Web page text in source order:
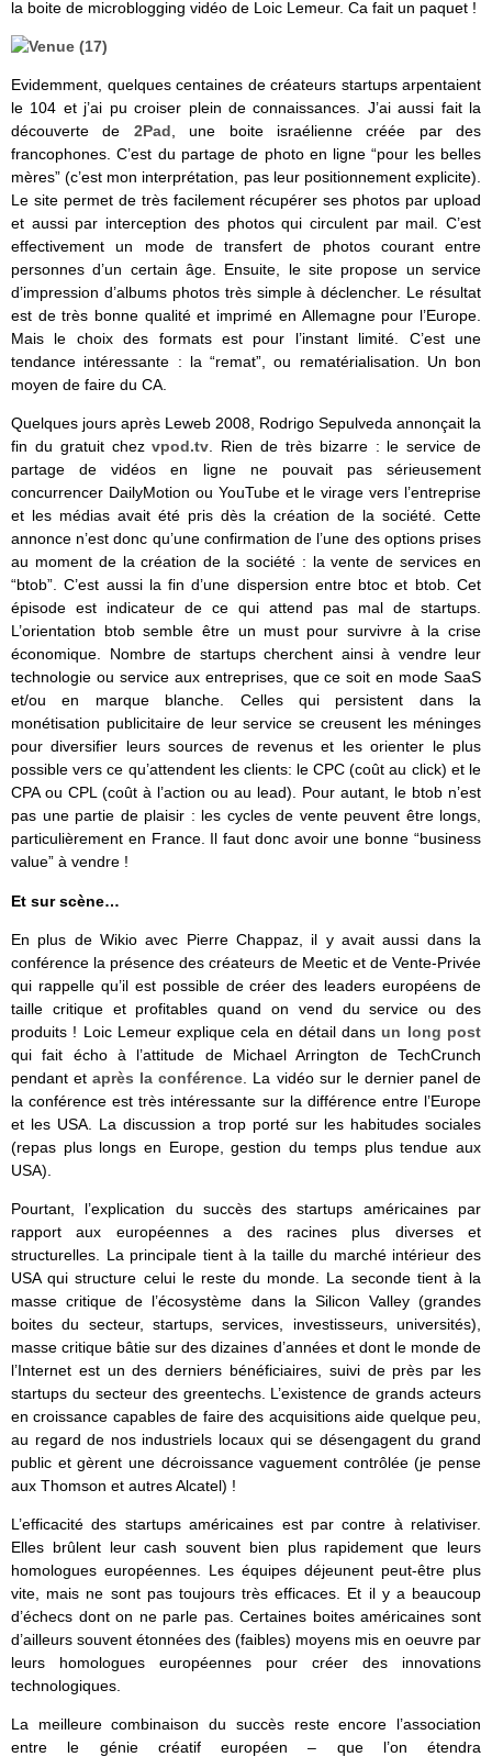
la boite de microblogging vidéo de Loic Lemeur. Ca fait un paquet !
Evidemment, quelques centaines de créateurs startups arpentaient
le 104 et j’ai pu croiser plein de connaissances. J’ai aussi fait la
découverte de 2Pad, une boite israélienne créée par des
francophones. C’est du partage de photo en ligne “pour les belles
mères” (c’est mon interprétation, pas leur positionnement explicite).
Le site permet de très facilement récupérer ses photos par upload
et aussi par interception des photos qui circulent par mail. C’est
effectivement un mode de transfert de photos courant entre
personnes d’un certain âge. Ensuite, le site propose un service
d’impression d’albums photos très simple à déclencher. Le résultat
est de très bonne qualité et imprimé en Allemagne pour l’Europe.
Mais le choix des formats est pour l’instant limité. C’est une
tendance intéressante : la “remat”, ou rematérialisation. Un bon
moyen de faire du CA.
Quelques jours après Leweb 2008, Rodrigo Sepulveda annonçait la
fin du gratuit chezvpod.tv. Rien de très bizarre : le service de
partage de vidéos en ligne ne pouvait pas sérieusement
concurrencer DailyMotion ou YouTube et le virage vers l’entreprise
et les médias avait été pris dès la création de la société. Cette
annonce n’est donc qu’une confirmation de l’une des options prises
au moment de la création de la société : la vente de services en
“btob”. C’est aussi la fin d’une dispersion entre btoc et btob. Cet
épisode est indicateur de ce qui attend pas mal de startups.
L’orientation btob semble être un must pour survivre à la crise
économique. Nombre de startups cherchent ainsi à vendre leur
technologie ou service aux entreprises, que ce soit en mode SaaS
et/ou en marque blanche. Celles qui persistent dans la
monétisation publicitaire de leur service se creusent les méninges
pour diversifier leurs sources de revenus et les orienter le plus
possible vers ce qu’attendent les clients: le CPC (coût au click) et le
CPA ou CPL (coût à l’action ou au lead). Pour autant, le btob n’est
pas une partie de plaisir : les cycles de vente peuvent être longs,
particulièrement en France. Il faut donc avoir une bonne “business
value” à vendre !
Et sur scène…
En plus de Wikio avec Pierre Chappaz, il y avait aussi dans la
conférence la présence des créateurs de Meetic et de Vente-Privée
qui rappelle qu’il est possible de créer des leaders européens de
taille critique et profitables quand on vend du service ou des
produits ! Loic Lemeur explique cela en détail dans un long post
qui fait écho à l’attitude de Michael Arrington de TechCrunch
pendant etaprès la conférence . La vidéo sur le dernier panel de
la conférence est très intéressante sur la différence entre l’Europe
et les USA. La discussion a trop porté sur les habitudes sociales
(repas plus longs en Europe, gestion du temps plus tendue aux
USA).
Pourtant, l’explication du succès des startups américaines par
rapport aux européennes a des racines plus diverses et
structurelles. La principale tient à la taille du marché intérieur des
USA qui structure celui le reste du monde. La seconde tient à la
masse critique de l’écosystème dans la Silicon Valley (grandes
boites du secteur, startups, services, investisseurs, universités),
masse critique bâtie sur des dizaines d’années et dont le monde de
l’Internet est un des derniers bénéficiaires, suivi de près par les
startups du secteur des greentechs. L’existence de grands acteurs
en croissance capables de faire des acquisitions aide quelque peu,
au regard de nos industriels locaux qui se désengagent du grand
public et gèrent une décroissance vaguement contrôlée (je pense
aux Thomson et autres Alcatel) !
L’efficacité des startups américaines est par contre à relativiser.
Elles brûlent leur cash souvent bien plus rapidement que leurs
homologues européennes. Les équipes déjeunent peut-être plus
vite, mais ne sont pas toujours très efficaces. Et il y a beaucoup
d’échecs dont on ne parle pas. Certaines boites américaines sont
d’ailleurs souvent étonnées des (faibles) moyens mis en oeuvre par
leurs homologues européennes pour créer des innovations
technologiques.
La meilleure combinaison du succès reste encore l’association
entre le génie créatif européen – que l’on étendra